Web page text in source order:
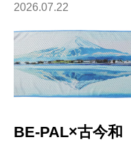
2026.07.22
BE-PAL×古今和